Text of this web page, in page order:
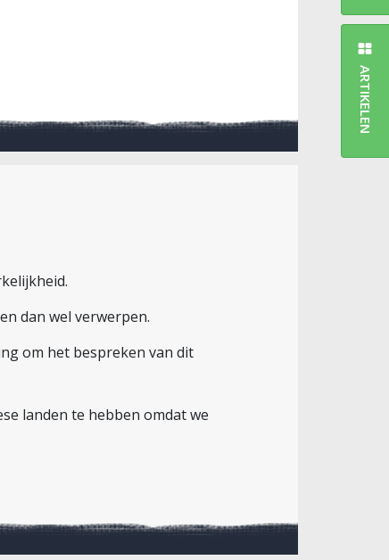
dan wel verwerpen.
om het bespreken van dit
landen te hebben omdat we
ARTIKELEN